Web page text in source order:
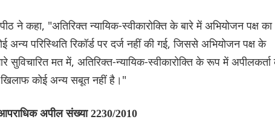
कहा, "अतिरिक्त न्यायिक-स्वीकारोक्ति के बारे में अभियोजन पक्ष का
अन्य परिस्थिति रिकॉर्ड पर दर्ज नहीं की गई, जिससे अभियोजन पक्ष के
मत में, अतिरिक्त-न्यायिक-स्वीकारोक्ति के रूप में अपीलकर्ता
खिलाफ कोई अन्य सबूत नहीं है।"
अपील संख्या 2230/2010